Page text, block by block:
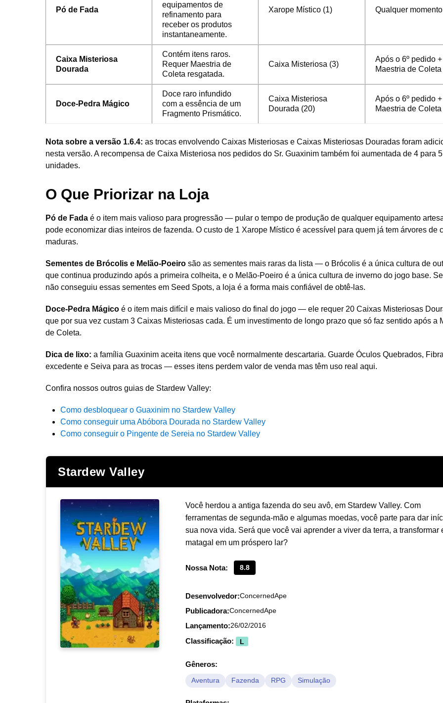
Pó de Fada
equipamentos de
refinamento para
receber os produtos
instantaneamente.
Xarope Místico (1) Qualquer momento
Caixa Misteriosa
Dourada
Contém itens raros.
Requer Maestria de
Coleta resgatada.
Caixa Misteriosa (3)
Após o 6º pedido +
Maestria de Coleta
Doce-Pedra Mágico
Doce raro infundido
com a essência de um
Fragmento Prismático.
Caixa Misteriosa
Dourada (20)
Após o 6º pedido +
Maestria de Coleta
Nota sobre a versão 1.6.4: as trocas envolvendo Caixas Misteriosas e Caixas Misteriosas Douradas foram
nesta versão. A recompensa de Caixa Misteriosa nos pedidos do Sr. Guaxinim também foi aumentada de 4 para 5
unidades.
O Que Priorizar na Loja
Pó de Fada é o item mais valioso para progressão — pular o tempo de produção de qualquer equipamento
pode economizar dias inteiros de fazenda. O custo de 1 Xarope Místico é acessível para quem já tem árvores de
maduras.
Sementes de Brócolis e Melão-Poeiro são as sementes mais raras da lista — o Brócolis é a única cultura de
que continua produzindo após a primeira colheita, e o Melão-Poeiro é a única cultura de inverno do jogo base.
não conseguiu essas sementes em Seed Spots, a loja é a forma mais confiável de obtê-las.
Doce-Pedra Mágico é o item mais difícil e mais valioso do final do jogo — ele requer 20 Caixas Misteriosas
que por sua vez custam 3 Caixas Misteriosas cada. É um investimento de longo prazo que só faz sentido após a
de Coleta.
Dica de lixo: a família Guaxinim aceita itens que você normalmente descartaria. Guarde Óculos Quebrados, Fibra
excedente e Seiva para as trocas — esses itens perdem valor de venda mas têm uso real aqui.
Confira nossos outros guias de Stardew Valley:
Como desbloquear o Guaxinim no Stardew Valley
Como conseguir uma Abóbora Dourada no Stardew Valley
Como conseguir o Pingente de Sereia no Stardew Valley
Stardew Valley
Você herdou a antiga fazenda do seu avô, em Stardew Valley. Com
ferramentas de segunda-mão e algumas moedas, você parte para dar
sua nova vida. Será que você vai aprender a viver da terra, a transformar
matagal em um próspero lar?
Nossa Nota: 8.8
Desenvolvedor:ConcernedApe
Publicadora:ConcernedApe
Lançamento:26/02/2016
Classificação: L
Gêneros:
Aventura Fazenda RPG Simulação